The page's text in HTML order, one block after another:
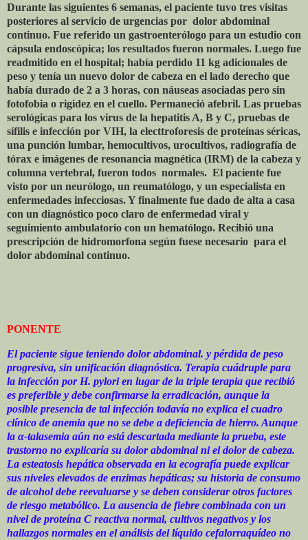
Durante las siguientes 6 semanas, el paciente tuvo tres visitas
posteriores al servicio de urgencias por dolor abdominal
continuo. Fue referido un gastroenterólogo para un estudio con
cápsula endoscópica; los resultados fueron normales. Luego fue
readmitido en el hospital; había perdido 11 kg adicionales de
peso y tenía un nuevo dolor de cabeza en el lado derecho que
había durado de 2 a 3 horas, con náuseas asociadas pero sin
fotofobia o rigidez en el cuello. Permaneció afebril. Las pruebas
serológicas para los virus de la hepatitis A, B y C, pruebas de
sífilis e infección por VIH, la electtroforesis de proteínas séricas,
una punción lumbar, hemocultivos, urocultivos, radiografía de
tórax e imágenes de resonancia magnética (IRM) de la cabeza y
columna vertebral, fueron todos normales. El paciente fue
visto por un neurólogo, un reumatólogo, y un especialista en
enfermedades infecciosas. Y finalmente fue dado de alta a casa
con un diagnóstico poco claro de enfermedad viral y
seguimiento ambulatorio con un hematólogo. Recibió una
prescripción de hidromorfona según fuese necesario para el
dolor abdominal continuo.
PONENTE
El paciente sigue teniendo dolor abdominal. y pérdida de peso
progresiva, sin unificación diagnóstica. Terapia cuádruple para
la infección por H. pylori en lugar de la triple terapia que recibió
es preferible y debe confirmarse la erradicación, aunque la
posible presencia de tal infección todavía no explica el cuadro
clínico de anemia que no se debe a deficiencia de hierro. Aunque
la α-talasemia aún no está descartada mediante la prueba, este
trastorno no explicaría su dolor abdominal ni el dolor de cabeza.
La esteatosis hepática observada en la ecografía puede explicar
sus niveles elevados de enzimas hepáticas; su historia de consumo
de alcohol debe reevaluarse y se deben considerar otros factores
de riesgo metabólico. La ausencia de fiebre combinada con un
nivel de proteína C reactiva normal, cultivos negativos y los
hallazgos normales en el análisis del líquido cefalorraquídeo no